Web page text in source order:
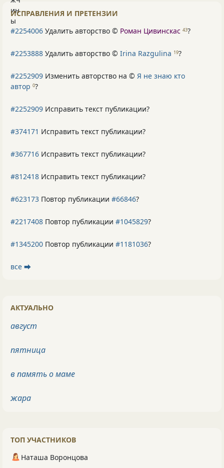
ИСПРАВЛЕНИЯ И ПРЕТЕНЗИИ
#2254006 Удалить авторство © Роман Цивинскас 43?
#2253888 Удалить авторство © Irina Razgulina 19?
#2252909 Изменить авторство на © Я не знаю кто
автор 0?
#2252909 Исправить текст публикации?
#374171 Исправить текст публикации?
#367716 Исправить текст публикации?
#812418 Исправить текст публикации?
#623173 Повтор публикации #66846?
#2217408 Повтор публикации #1045829?
#1345200 Повтор публикации #1181036?
все ⮕
АКТУАЛЬНО
август
пятница
в память о маме
жара
ТОП УЧАСТНИКОВ
Наташа Воронцова